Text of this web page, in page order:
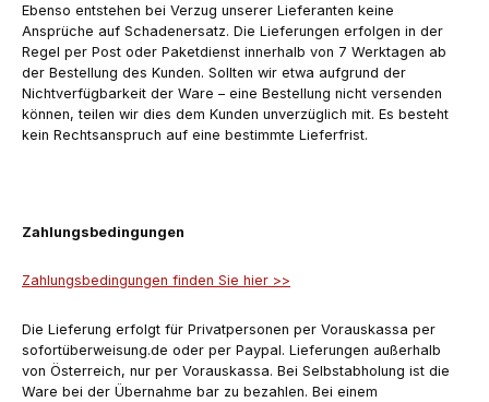
Ebenso entstehen bei Verzug unserer Lieferanten keine
Ansprüche auf Schadenersatz. Die Lieferungen erfolgen in der
Regel per Post oder Paketdienst innerhalb von 7 Werktagen ab
der Bestellung des Kunden. Sollten wir etwa aufgrund der
Nichtverfügbarkeit der Ware – eine Bestellung nicht versenden
können, teilen wir dies dem Kunden unverzüglich mit. Es besteht
kein Rechtsanspruch auf eine bestimmte Lieferfrist.
Zahlungsbedingungen
Zahlungsbedingungen finden Sie hier >>
Die Lieferung erfolgt für Privatpersonen per Vorauskassa per
sofortüberweisung.de oder per Paypal. Lieferungen außerhalb
von Österreich, nur per Vorauskassa. Bei Selbstabholung ist die
Ware bei der Übernahme bar zu bezahlen. Bei einem